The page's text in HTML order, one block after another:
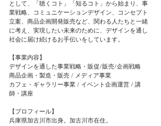
として、「聴くコト」「知るコト」から始まり、事
業戦略、コミュニケーションデザイン、コンセプト
立案、商品企画開発販売など、関わる人たちと一緒
に考え、実現したい未来のために、デザインを通し
社会に届け続けるお手伝いをしています。
【事業内容】
デザインを通した事業戦略・販促/販売/企画戦略
商品企画・製造・販売 / メディア事業
カフェ・ギャラリー事業 / イベント企画運営 / 講
師・講座ㅤㅤㅤㅤㅤㅤㅤㅤㅤㅤㅤㅤㅤ
【プロフィール】
兵庫県加古川市出身。加古川市在住。